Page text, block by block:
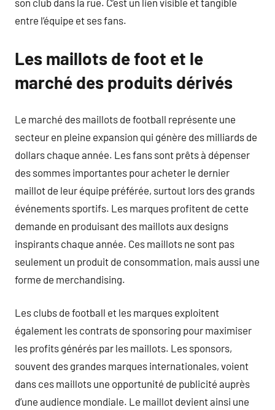
son club dans la rue. C’est un lien visible et tangible
entre l’équipe et ses fans.
Les maillots de foot et le
marché des produits dérivés
Le marché des maillots de football représente une
secteur en pleine expansion qui génère des milliards de
dollars chaque année. Les fans sont prêts à dépenser
des sommes importantes pour acheter le dernier
maillot de leur équipe préférée, surtout lors des grands
événements sportifs. Les marques profitent de cette
demande en produisant des maillots aux designs
inspirants chaque année. Ces maillots ne sont pas
seulement un produit de consommation, mais aussi une
forme de merchandising.
Les clubs de football et les marques exploitent
également les contrats de sponsoring pour maximiser
les profits générés par les maillots. Les sponsors,
souvent des grandes marques internationales, voient
dans ces maillots une opportunité de publicité auprès
d’une audience mondiale. Le maillot devient ainsi une